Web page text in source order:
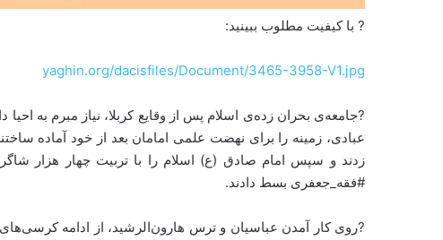
? با کیفیت مطلوب ببینید:
yaghin.org/dacisfiles/Document/3465-3958-V1.jpg
?جامعه‌ی بحران زده‌ی اسلام پس از وقایع کربلا، نیاز مبرم به
عبادی، زمینه را برای نهضت علمی امامان بعد از خود آماده
زدند و سپس امام صادق (ع) اسلام را با تربیت چهار هزار
#فقه_جعفری بسط دادند.
?روی کار آمدن عباسیان و ترس هارون‌الرشید، از ادامه